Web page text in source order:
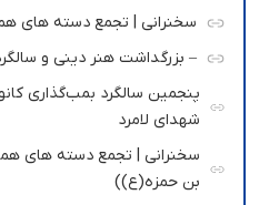
سخنرانی | تجمع دسته های
– بزرگداشت هنر دینی و
پنجمین سالگرد بمب‌گذاری
شهدای لامرد
سخنرانی | تجمع دسته های
بن حمزه(ع))